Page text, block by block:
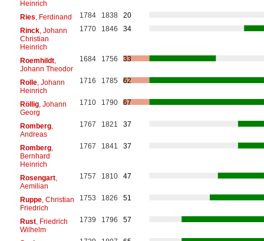
Heinrich
Ries , Ferdinand 1784 1838
20
Rinck, Johann
Christian
Heinrich
1770 1846 34
Roemhildt,
Johann Theodor
1684 1756 33
Rolle, Johann
Heinrich
1716 1785 62
Röllig, Johann
Georg
1710 1790 67
Romberg,
Andreas
1767 1821 37
Romberg,
Bernhard
Heinrich
1767 1841 37
Rosengart,
Aemilian
1757 1810 47
Ruppe, Christian
Friedrich
1753 1826 51
Rust, Friedrich
Wilhelm
1739 1796 57